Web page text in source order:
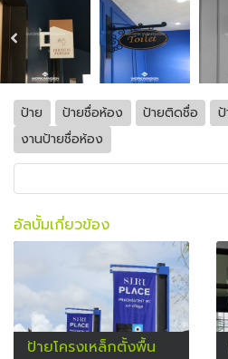
ป้าย ป้ายชื่อห้อง ป้ายติดชื่อ
งานป้ายชื่อห้อง
อัลบั้มเกี่ยวข้อง
ป้ายโครงเหล็กตั้งพื้น